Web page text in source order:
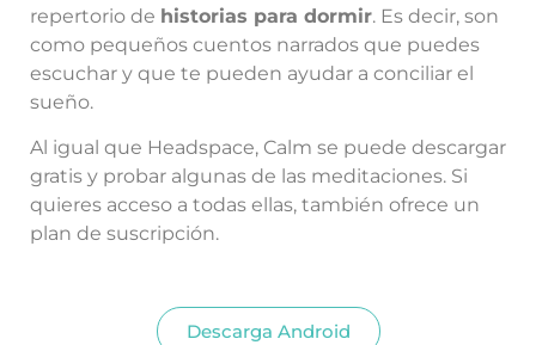
repertorio de historias para dormir. Es decir, son
como pequeños cuentos narrados que puedes
escuchar y que te pueden ayudar a conciliar el
sueño.
Al igual que Headspace, Calm se puede descargar
gratis y probar algunas de las meditaciones. Si
quieres acceso a todas ellas, también ofrece un
plan de suscripción.
Descarga Android